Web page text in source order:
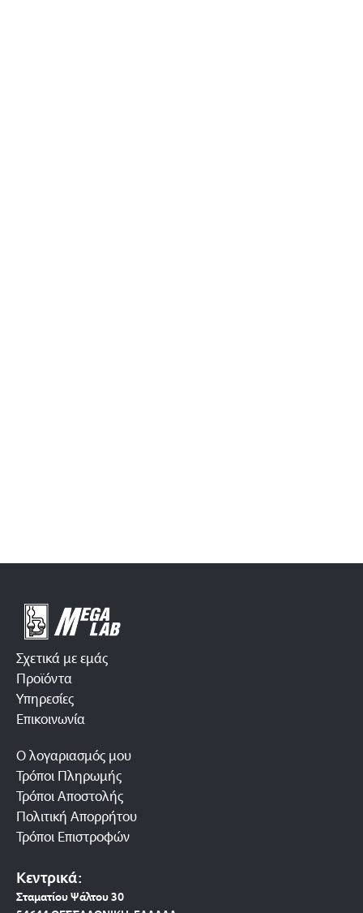
Σχετικά με εμάς
Προϊόντα
Υπηρεσίες
Επικοινωνία
Ο λογαριασμός μου
Τρόποι Πληρωμής
Τρόποι Αποστολής
Πολιτική Απορρήτου
Τρόποι Επιστροφών
Κεντρικά:
Σταματίου Ψάλτου 30